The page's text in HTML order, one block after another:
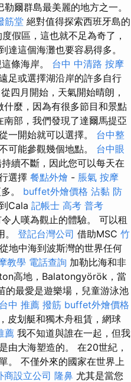
爾群島最美麗的地方之一。
筋堂 絕對值得探索西班牙島的
假區，這也就不足為奇了，
這個海灘也要容易得多。
條海岸。 台中 中清路 按摩
足或選擇湖沿岸的許多自行
四月開始，天氣開始晴朗，
什麼，因為有很多節目和景點
南部，我們發現了達爾馬提亞
一開始就可以選擇。 台中整
可能參觀幾個地點。 台中眼
續不斷，因此您可以每天在
選擇 餐點外燴 - 脹氣 按摩
。 buffet外燴價格 沾黏 防
Cala 記帳士 高考 普考
人嘆為觀止的體驗。 可以租
。 登記台灣公司 借助MSC 竹
地中海到波斯灣的世界任何
教學 電話查詢 加勒比海和非
高地，Balatongyörök，當
的最愛是遊樂場，兒童游泳池
台中 推薦 撥筋 buffet外燴價格
皮划艇和獨木舟租賃，網球
薦 我不知道與誰在一起，但我
由大海塑造的。 在20世紀，
。 不僅外來的國家在世界上
商設立公司 隆鼻 尤其是當您